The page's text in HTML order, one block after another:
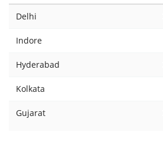
Delhi
Indore
Hyderabad
Kolkata
Gujarat